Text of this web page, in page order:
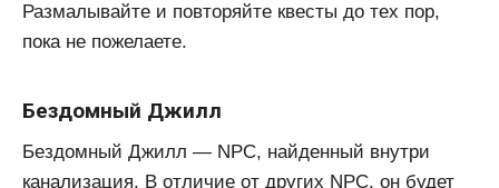
Размалывайте и повторяйте квесты до тех пор,
пока не пожелаете.
Бездомный Джилл
Бездомный Джилл — NPC, найденный внутри
канализация. В отличие от других NPC, он будет